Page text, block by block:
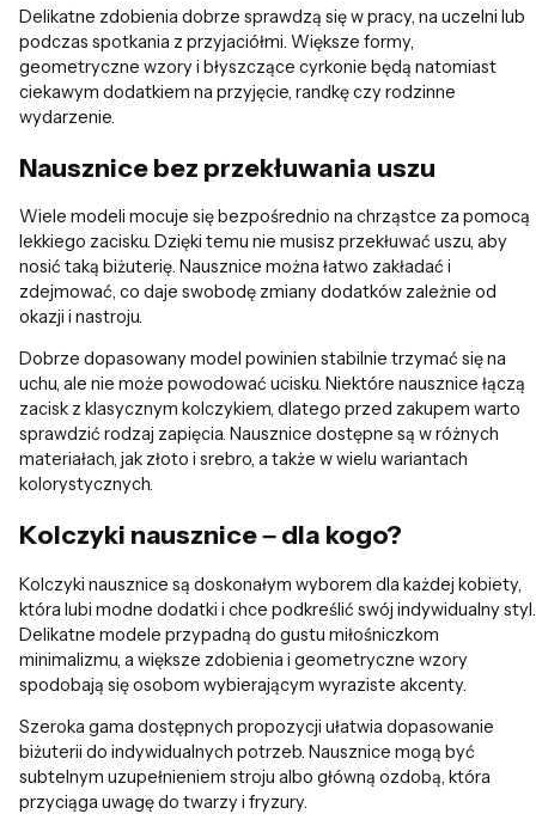
Delikatne zdobienia dobrze sprawdzą się w pracy, na uczelni lub
podczas spotkania z przyjaciółmi. Większe formy,
geometryczne wzory i błyszczące cyrkonie będą natomiast
ciekawym dodatkiem na przyjęcie, randkę czy rodzinne
wydarzenie.
Nausznice bez przekłuwania uszu
Wiele modeli mocuje się bezpośrednio na chrząstce za pomocą
lekkiego zacisku. Dzięki temu nie musisz przekłuwać uszu, aby
nosić taką biżuterię. Nausznice można łatwo zakładać i
zdejmować, co daje swobodę zmiany dodatków zależnie od
okazji i nastroju.
Dobrze dopasowany model powinien stabilnie trzymać się na
uchu, ale nie może powodować ucisku. Niektóre nausznice łączą
zacisk z klasycznym kolczykiem, dlatego przed zakupem warto
sprawdzić rodzaj zapięcia. Nausznice dostępne są w różnych
materiałach, jak złoto i srebro, a także w wielu wariantach
kolorystycznych.
Kolczyki nausznice – dla kogo?
Kolczyki nausznice są doskonałym wyborem dla każdej kobiety,
która lubi modne dodatki i chce podkreślić swój indywidualny styl.
Delikatne modele przypadną do gustu miłośniczkom
minimalizmu, a większe zdobienia i geometryczne wzory
spodobają się osobom wybierającym wyraziste akcenty.
Szeroka gama dostępnych propozycji ułatwia dopasowanie
biżuterii do indywidualnych potrzeb. Nausznice mogą być
subtelnym uzupełnieniem stroju albo główną ozdobą, która
przyciąga uwagę do twarzy i fryzury.